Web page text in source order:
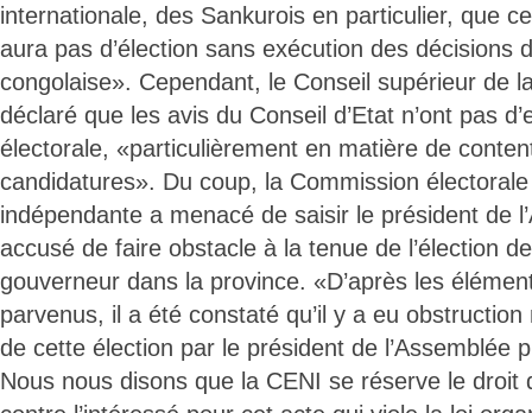
internationale, des Sankurois en particulier, que
aura pas d’élection sans exécution des décisions
congolaise». Cependant, le Conseil supérieur de
déclaré que les avis du Conseil d’Etat n’ont pas
électorale, «particulièrement en matière de
candidatures». Du coup, la Commission
indépendante a menacé de saisir le président de
accusé de faire obstacle à la tenue de l’élection
gouverneur dans la province. «D’après les
parvenus, il a été constaté qu’il y a eu
de cette élection par le président de l’Assemblée
Nous nous disons que la CENI se réserve le droit